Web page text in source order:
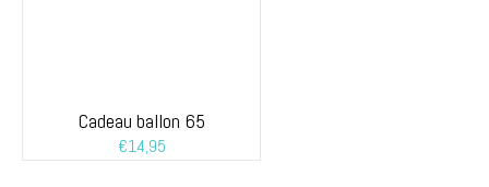
Cadeau ballon 65
€14,95